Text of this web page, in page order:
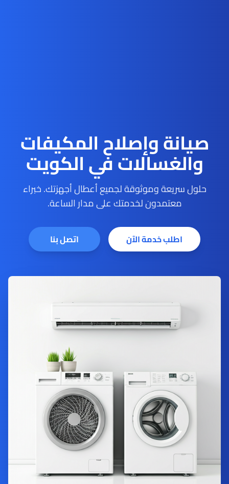
صيانة وإصلاح المكيفات
والغسالات في الكويت
حلول سريعة وموثوقة لجميع أعطال أجهزتك. خبراء
معتمدون لخدمتك على مدار الساعة.
اطلب خدمة الآن اتصل بنا